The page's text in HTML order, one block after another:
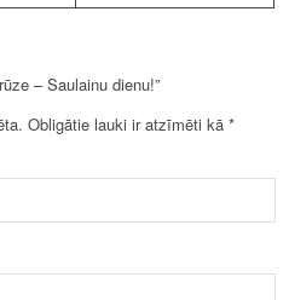
– Saulainu dienu!”
Obligātie lauki ir atzīmēti kā*